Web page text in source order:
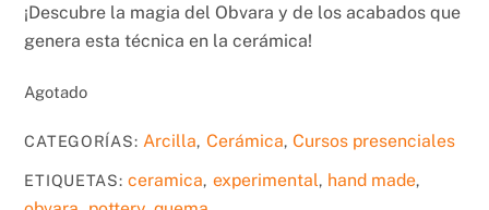
¡Descubre la magia del Obvara y de los acabados que
genera esta técnica en la cerámica!
Agotado
CATEGORÍAS: Arcilla, Cerámica, Cursos presenciales
ETIQUETAS:ceramica, experimental, hand made,